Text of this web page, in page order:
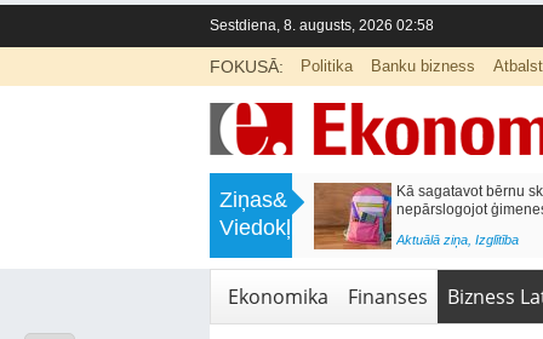
Sestdiena, 8. augusts, 2026 02:58
FOKUSĀ: Politika Banku bizness
Ziņas&
Viedokļi
Labklājības ministrija rosina reformēt
un būtiski uzlabot vecāku pabalstu
Kā sagatavot bērnu
nepārslogojot
Aktuālā ziņa, Izglītība
Ekonomika Finanses Bizness